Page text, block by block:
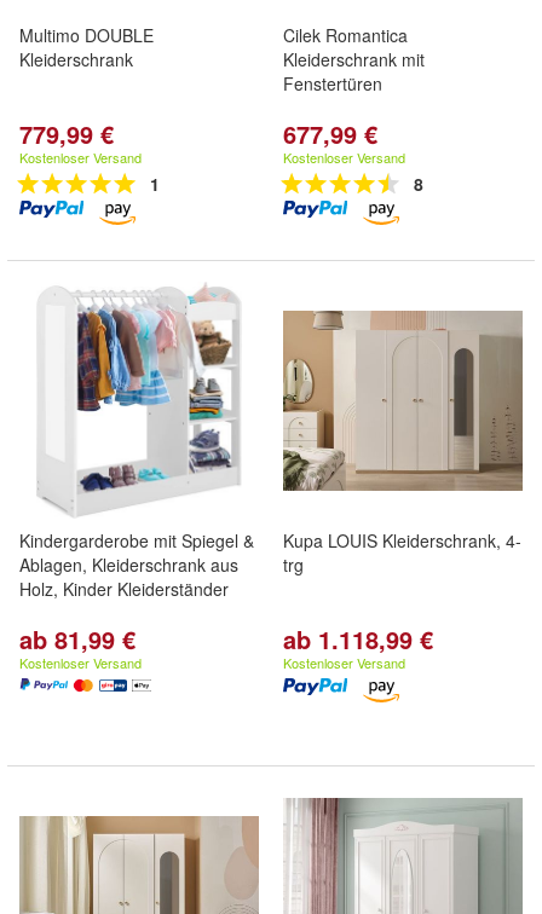
Multimo DOUBLE
Kleiderschrank
779,99 €
Kostenloser Versand
1
Cilek Romantica
Kleiderschrank mit
Fenstertüren
677,99 €
Kostenloser Versand
8
Kindergarderobe mit Spiegel &
Ablagen, Kleiderschrank aus
Holz, Kinder Kleiderständer
ab 81,99 €
Kostenloser Versand
Kupa LOUIS Kleiderschrank, 4-
trg
ab 1.118,99 €
Kostenloser Versand